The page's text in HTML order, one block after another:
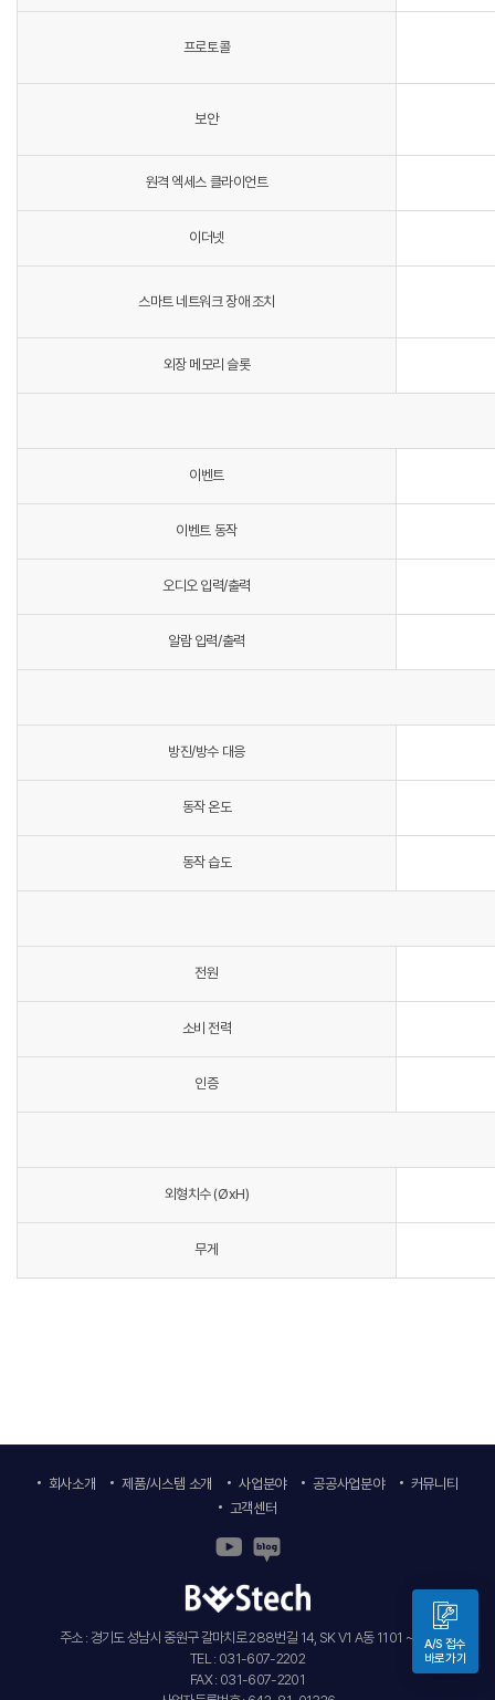
프로토콜
보안
원격 엑세스 클라이언트
이더넷
스마트 네트워크 장애 조치
외장 메모리 슬롯
이벤트
이벤트 동작
오디오 입력/출력
알람 입력/출력
방진/방수 대응
동작 온도
동작 습도
전원
소비 전력
인증
외형치수 (ØxH)
무게
A/S 접수
바로가기
주소 : 경기도 성남시 중원구 갈마치로 288번길 14, SK V1 A동 1101 ~ 6호
TEL : 031-607-2202
FAX : 031-607-2201
회사소개 제품/시스템 소개 사업분야 공공사업분야
커뮤니티
고객센터